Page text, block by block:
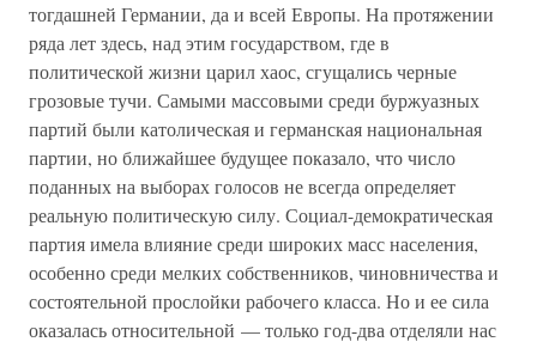
тогдашней Германии, да и всей Европы. На протяжении
ряда лет здесь, над этим государством, где в
политической жизни царил хаос, сгущались черные
грозовые тучи. Самыми массовыми среди буржуазных
партий были католическая и германская национальная
партии, но ближайшее будущее показало, что число
поданных на выборах голосов не всегда определяет
реальную политическую силу. Социал-демократическая
партия имела влияние среди широких масс населения,
особенно среди мелких собственников, чиновничества и
состоятельной прослойки рабочего класса. Но и ее сила
оказалась относительной — только год-два отделяли нас